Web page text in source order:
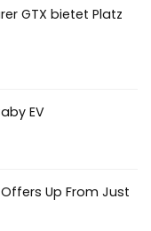
GTX bietet Platz
EV
Up From Just